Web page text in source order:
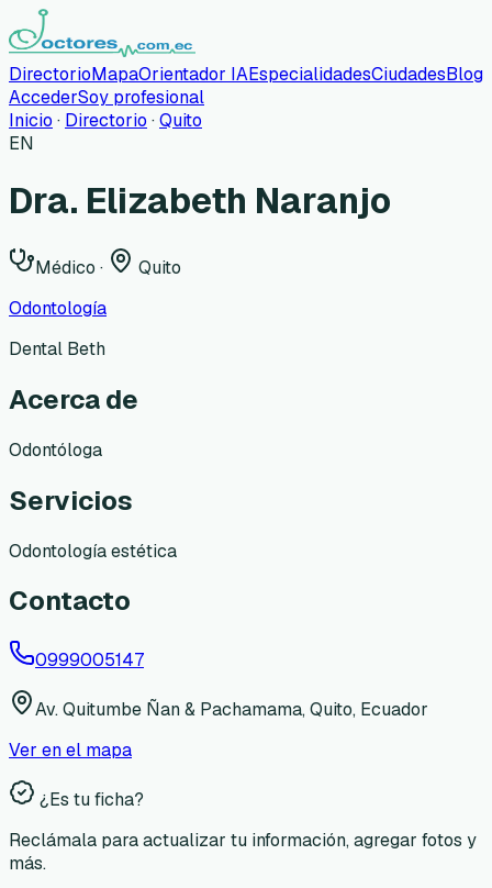
DirectorioMapaOrientador IAEspecialidadesCiudadesBlog
AccederSoy profesional
Inicio · Directorio ·Quito
EN
Dra. Elizabeth Naranjo
Médico ·
Quito
Odontología
Dental Beth
Acerca de
Odontóloga
Servicios
Odontología estética
Contacto
0999005147
Av. Quitumbe Ñan & Pachamama, Quito, Ecuador
Ver en el mapa
¿Es tu ficha?
Reclámala para actualizar tu información, agregar fotos y
más.